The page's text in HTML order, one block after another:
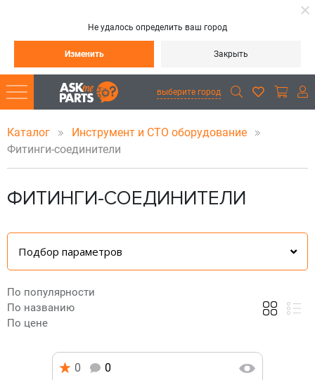
Не удалось определить ваш город
Изменить Закрыть
выберите город
Каталог
Инструмент и СТО оборудование
Фитинги-соединители
ФИТИНГИ-СОЕДИНИТЕЛИ
Подбор параметров
По популярности
По названию
По цене
0 0